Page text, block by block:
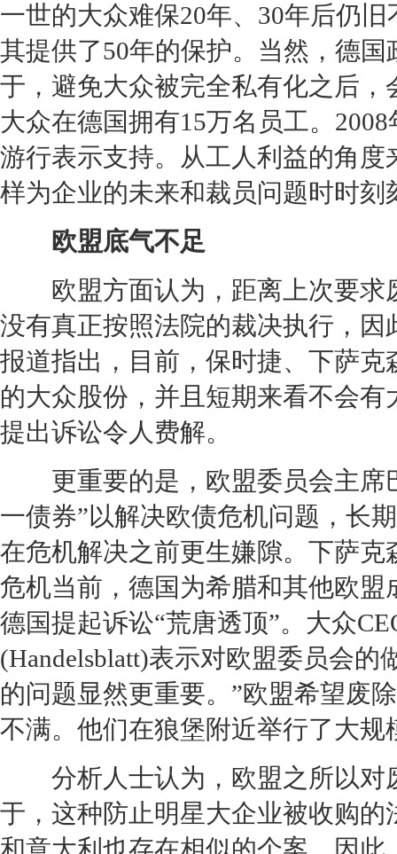
一世的大众难保20年、30年后仍
其提供了50年的保护。当然，德国
于，避免大众被完全私有化之后，
大众在德国拥有15万名员工。 2008
游行表示支持。从工人利益的角度
样为企业的未来和裁员问题时时刻
欧盟底气不足
欧盟方面认为，距离上次要求
没有真正按照法院的裁决执行，因
报道指出，目前， 保时捷、下萨克
的大众股份，并且短期来看不会
提出诉讼令人费解。
更重要的是，欧盟委员会主席
一债券”以解决欧债危机问题，长
在危机解决之前更生嫌隙。下萨
危机当前，德国为希腊和其他欧
德国提起诉讼“荒唐透顶”。 大众
(Handelsblatt)表示对欧盟委员会
的问题显然更重要。”欧盟希望废
不满。他们在狼堡附近举行了大
分析人士认为，欧盟之所以对
于，这种防止明星大企业被收购